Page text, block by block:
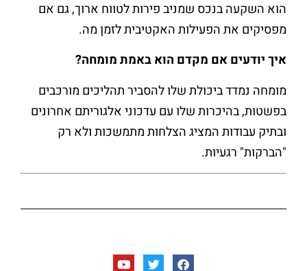
הוא השקעה בנכס שמניב פירות לטווח ארוך, גם אם
מפסיקים את הפעילות האקטיבית לזמן מה.
איך יודעים אם מקדם הוא באמת מומחה?
מומחה נמדד ביכולת שלו להסביר תהליכים מורכבים
בפשטות, בהיכרות שלו עם עדכוני אלגוריתם אחרונים
ובתיק עבודות המציג הצלחות מתמשכות ולא רק
"הברקות" רגעיות.